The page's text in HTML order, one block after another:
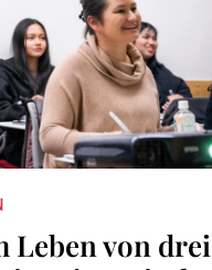
Leben von drei